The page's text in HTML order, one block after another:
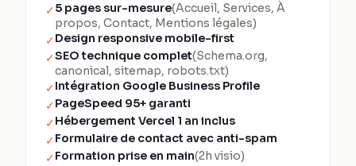
✓5 pages sur-mesure(Accueil, Services, À
propos, Contact, Mentions légales)
✓Design responsive mobile-first
✓SEO technique complet(Schema.org,
canonical, sitemap, robots.txt)
✓Intégration Google Business Profile
✓PageSpeed 95+ garanti
✓Hébergement Vercel 1 an inclus
✓Formulaire de contact avec anti-spam
✓Formation prise en main(2h visio)